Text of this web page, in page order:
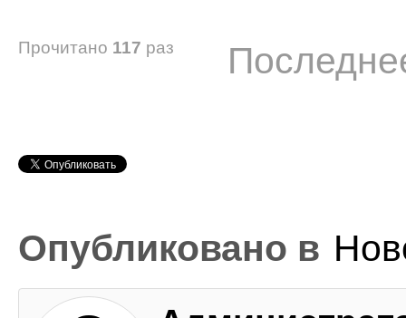
Прочитано 117 раз
Опубликовано в